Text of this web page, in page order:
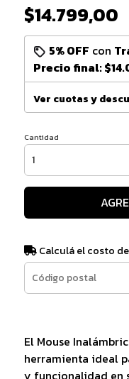
$14.799,00
5% OFF con
Precio final:
Ver cuotas y
Cantidad
Calculá el costo
El Mouse
herramienta ideal
y funcionalidad en